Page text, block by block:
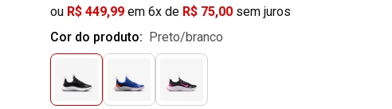
ou R$ 449,99 em 6x de R$ 75,00 sem juros
Cor do produto:
preto/branco